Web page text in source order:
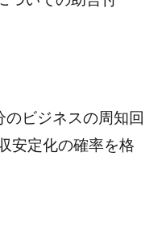
ビジネスの周知回
安定化の確率を格